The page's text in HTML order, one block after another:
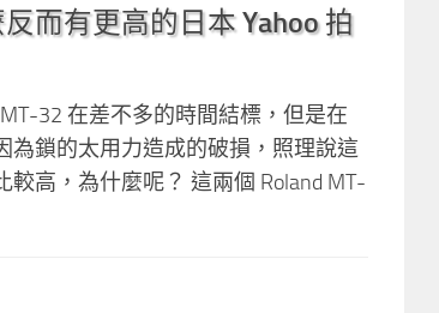
而有更高的日本 Yahoo 拍
32 在差不多的時間結標，但是在
為鎖的太用力造成的破損，照理說這
高，為什麼呢？ 這兩個 Roland MT-